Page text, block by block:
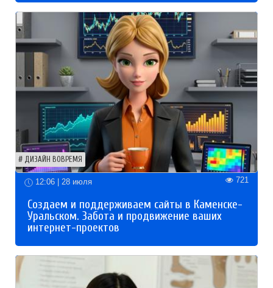
ДИЗАЙН ВОВРЕМЯ
12:06 | 28 июля 721
Создаем и поддерживаем сайты в Каменске-
Уральском. Забота и продвижение ваших
интернет-проектов